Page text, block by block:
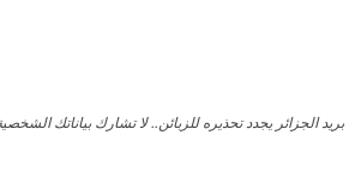
بريد الجزائر يجدد تحذيره للزبائن.. لا تشارك بياناتك